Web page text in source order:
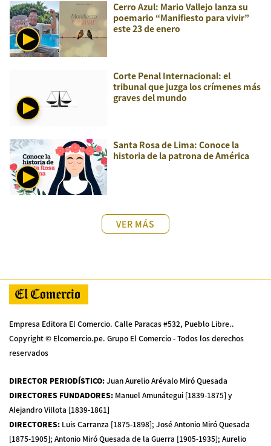
Cerro Azul: Mario Vallejo lanza su
poemario “Manifiesto para vivir”
este 23 de enero
Corte Penal Internacional: el
tribunal que juzga los crímenes más
graves del mundo
Santa Rosa de Lima: Conoce la
historia de la patrona de América
VER MÁS
Empresa Editora El Comercio. Calle Paracas #532, Pueblo Libre..
Copyright © Elcomercio.pe. Grupo El Comercio - Todos los derechos
reservados
DIRECTOR PERIODÍSTICO:Juan Aurelio Arévalo Miró Quesada
DIRECTORES FUNDADORES: Manuel Amunátegui [1839-1875] y
Alejandro Villota [1839-1861]
DIRECTORES: Luis Carranza [1875-1898]; José Antonio Miró Quesada
[1875-1905]; Antonio Miró Quesada de la Guerra [1905-1935]; Aurelio